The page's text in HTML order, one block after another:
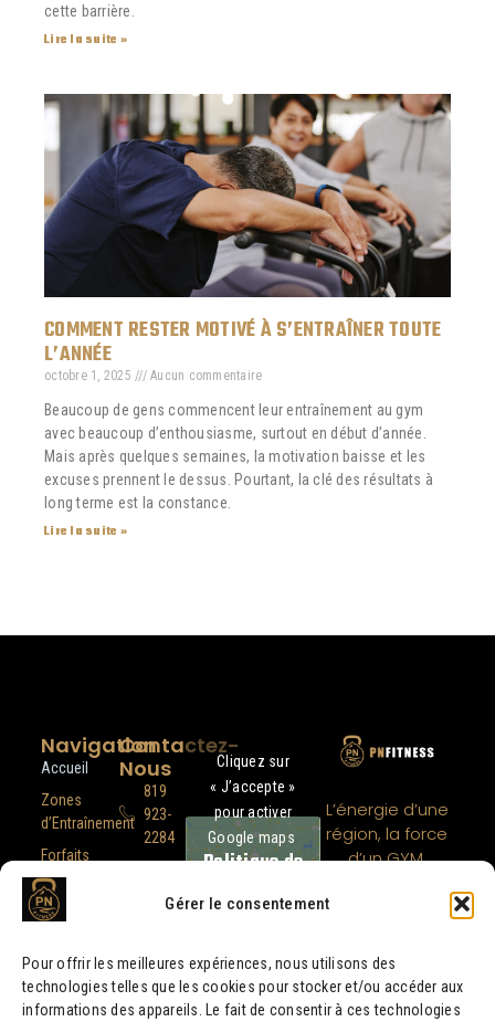
Gérer le consentement
Pour offrir les meilleures expériences, nous utilisons des
technologies telles que les cookies pour stocker et/ou accéder aux
informations des appareils. Le fait de consentir à ces technologies
cette barrière.
Lire la suite »
COMMENT RESTER MOTIVÉ À S’ENTRAÎNER TOUTE
L’ANNÉE
octobre 1, 2025 Aucun commentaire
Beaucoup de gens commencent leur entraînement au gym
avec beaucoup d’enthousiasme, surtout en début d’année.
Mais après quelques semaines, la motivation baisse et les
excuses prennent le dessus. Pourtant, la clé des résultats à
long terme est la constance.
Lire la suite »
L’énergie d’une
région, la force
d’un GYM.
Navigation
Accueil
Zones
d’Entraînement
Forfaits
Gallerie
Lexique
À propos
Contact
Contactez-
Nous
819
923-
2284
Cliquez sur
« J’accepte »
pour activer
Google maps
Politique de